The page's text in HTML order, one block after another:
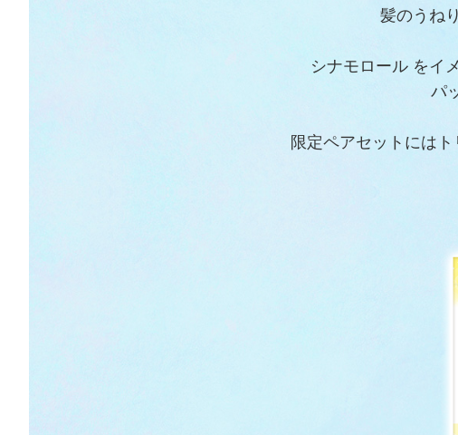
髪のうねり
シナモロール をイ
パ
限定ペアセットには